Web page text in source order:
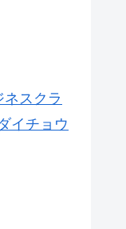
スクラ
イチョウ